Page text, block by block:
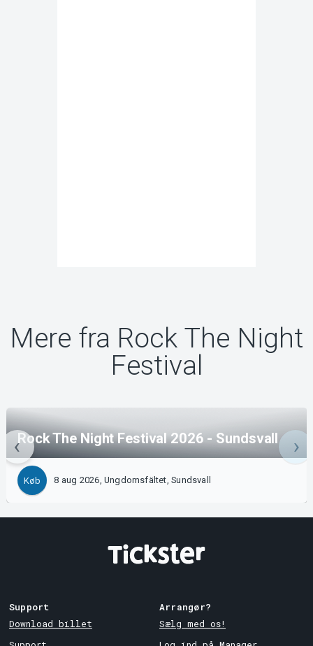
Mere fra Rock The Night
Festival
Rock The Night Festival 2026 - Sundsvall
Køb 8 aug 2026, Ungdomsfältet, Sundsvall
Support
Download billet
Arrangør?
Sælg med os!